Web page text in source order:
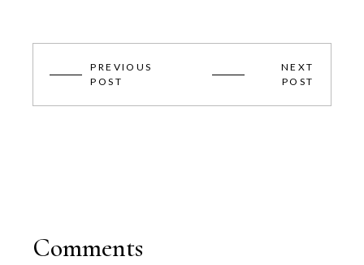
PREVIOUS
POST
NEXT
POST
Comments